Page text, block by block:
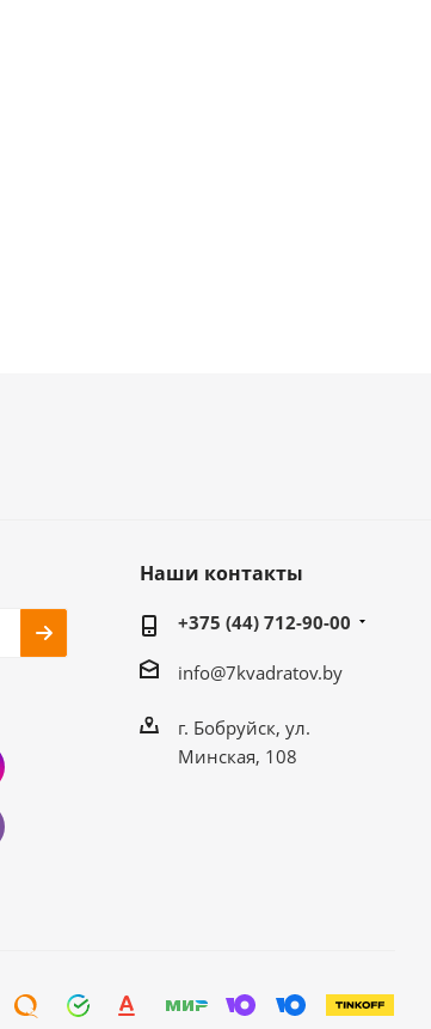
Наши контакты
+375 (44) 712-90-00
info@7kvadratov.by
г. Бобруйск, ул.
Минская, 108